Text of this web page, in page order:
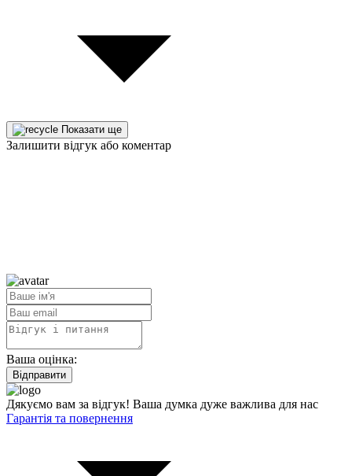
Показати ще
Залишити відгук або коментар
Ваша оцінка:
Відправити
Дякуємо вам за відгук! Ваша думка дуже важлива для нас
Гарантія та повернення